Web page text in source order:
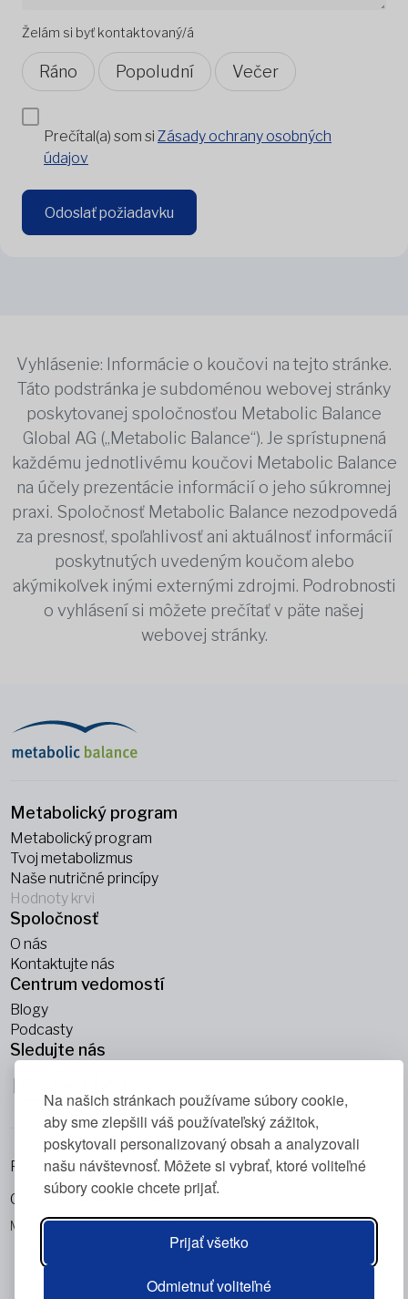
Na našich stránkach používame súbory cookie,
aby sme zlepšili váš používateľský zážitok,
poskytovali personalizovaný obsah a analyzovali
našu návštevnosť. Môžete si vybrať, ktoré voliteľné
súbory cookie chcete prijať.
Prijať všetko
Odmietnuť voliteľné
Želám si byť kontaktovaný/á
Ráno Popoludní Večer
Prečítal(a) som si Zásady ochrany osobných
údajov
Odoslať požiadavku
Vyhlásenie: Informácie o koučovi na tejto stránke.
Táto podstránka je subdoménou webovej stránky
poskytovanej spoločnosťou Metabolic Balance
Global AG („Metabolic Balance“). Je sprístupnená
každému jednotlivému koučovi Metabolic Balance
na účely prezentácie informácií o jeho súkromnej
praxi. Spoločnosť Metabolic Balance nezodpovedá
za presnosť, spoľahlivosť ani aktuálnosť informácií
poskytnutých uvedeným koučom alebo
akýmikoľvek inými externými zdrojmi. Podrobnosti
o vyhlásení si môžete prečítať v päte našej
webovej stránky.
Metabolický program
Metabolický program
Tvoj metabolizmus
Naše nutričné princípy
Hodnoty krvi
Spoločnosť
O nás
Kontaktujte nás
Centrum vedomostí
Blogy
Podcasty
Sledujte nás
Metabolic Balance Global AG © 2026. Všetky práva vyhradené.
Právne informácie
Ochrana osobných údajov